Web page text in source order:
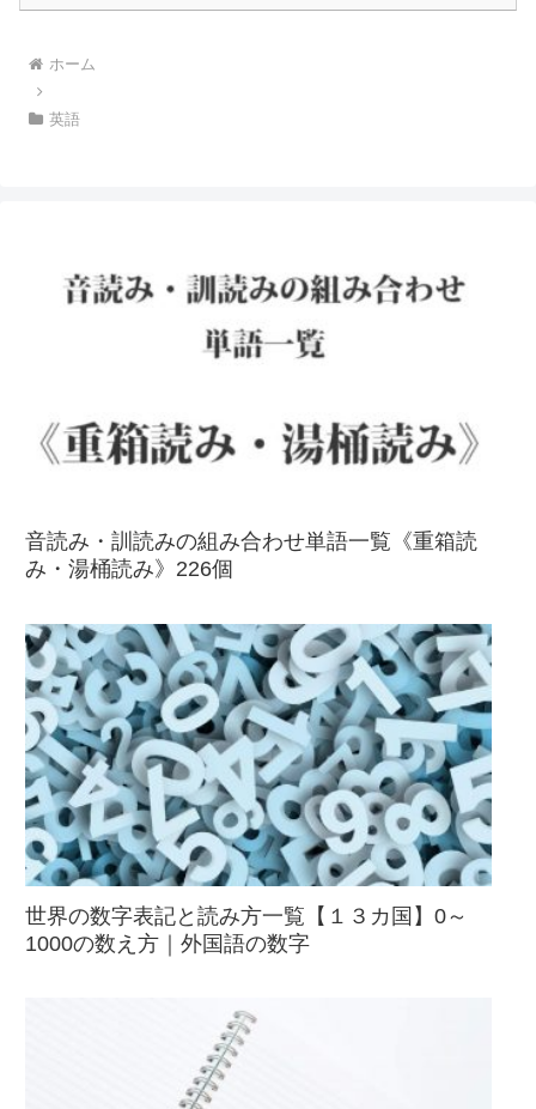
ホーム
英語
音読み・訓読みの組み合わせ単語一覧《重箱読
み・湯桶読み》226個
世界の数字表記と読み方一覧【１３カ国】0～
1000の数え方｜外国語の数字